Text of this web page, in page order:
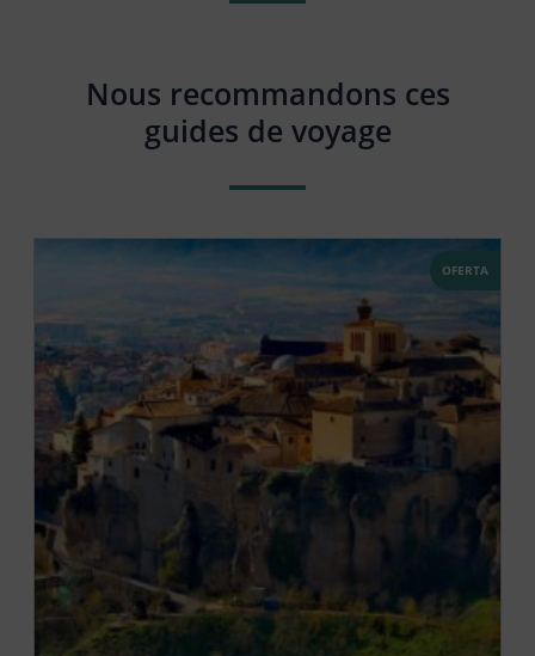
Nous recommandons ces
guides de voyage
OFERTA